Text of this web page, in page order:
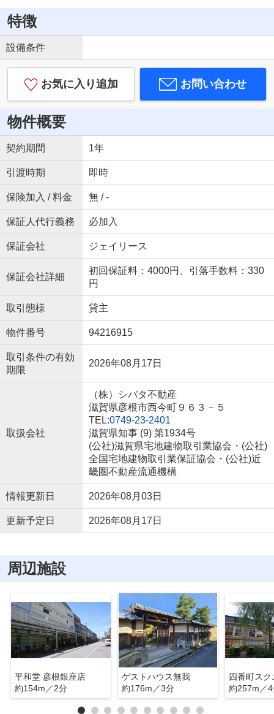
特徴
設備条件
お気に入り追加 お問い合わせ
物件概要
契約期間 1年
引渡時期 即時
保険加入 / 料金 無 / -
保証人代行義務 必加入
保証会社 ジェイリース
保証会社詳細
初回保証料：4000円、引落手数料：330
円
取引態様 貸主
物件番号 94216915
取引条件の有効
期限
2026年08月17日
取扱会社
（株）シバタ不動産
滋賀県彦根市西今町９６３－５
TEL:0749-23-2401
滋賀県知事 (9) 第1934号
(公社)滋賀県宅地建物取引業協会・(公社)
全国宅地建物取引業保証協会・(公社)近
畿圏不動産流通機構
情報更新日 2026年08月03日
更新予定日 2026年08月17日
周辺施設
平和堂 彦根銀座店
約154m／2分
ゲストハウス無我
約176m／3分
四番町スク
約257m／